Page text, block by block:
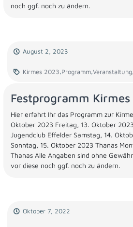
noch ggf. noch zu ändern.
August 2, 2023
Kirmes 2023 Programm Veranstaltung
Festprogramm
Hier erfahrt Ihr das Programm zur
Oktober 2023 Freitag, 13. Oktober
Jugendclub Effelder Samstag, 14.
Sonntag, 15. Oktober 2023 Thanas
Thanas Alle Angaben sind ohne
vor diese noch ggf. noch zu ändern.
Oktober 7, 2022